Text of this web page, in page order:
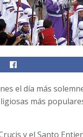
el día más
más
y el Santo